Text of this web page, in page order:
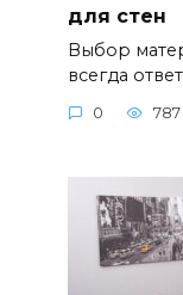
для стен
Выбор
всегда
0 787